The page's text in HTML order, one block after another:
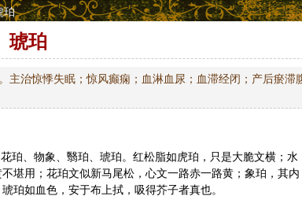
珀
琥珀
主治惊悸失眠；惊风癫痫；血淋血尿；血滞经闭；产后瘀滞
珀、物象、翳珀、 琥珀。红松脂如虎珀，只是大脆文横；水
堪用；花珀文似新马尾松，心文一路赤一路黄；象珀，其内
珀如血色，安于布上拭，吸得芥子者真也。